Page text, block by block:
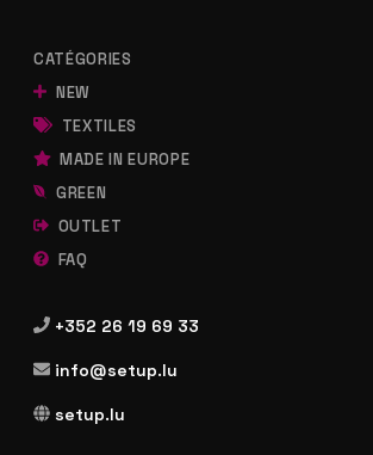
CATÉGORIES
NEW
TEXTILES
MADE IN EUROPE
GREEN
OUTLET
FAQ
+352 26 19 69 33
info@setup.lu
setup.lu